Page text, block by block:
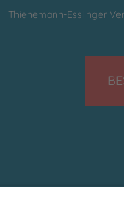
Thienemann-Esslinger